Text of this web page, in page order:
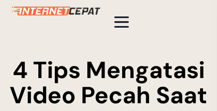
4 Tips Mengatasi
Video Pecah Saat